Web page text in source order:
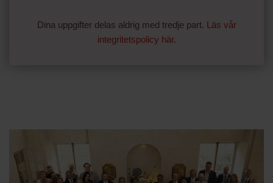
Dina uppgifter delas aldrig med tredje part. Läs vår
integritetspolicy här.